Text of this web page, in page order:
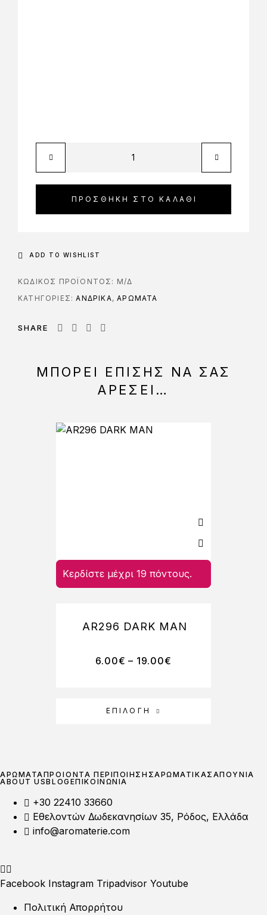
ΠΡΟΣΘΉΚΗ ΣΤΟ ΚΑΛΆΘΙ
ADD TO WISHLIST
ΚΩΔΙΚΌΣ ΠΡΟΪΌΝΤΟΣ: Μ/Δ
ΚΑΤΗΓΟΡΊΕΣ:ΑΝΔΡΙΚΑ,ΑΡΩΜΑΤΑ
SHARE
ΜΠΟΡΕΊ ΕΠΊΣΗΣ ΝΑ ΣΑΣ
ΑΡΈΣΕΙ…
Κερδίστε μέχρι 19 πόντους.
ΕΠΙΛΟΓΉ
AR296 DARK MAN
6.00€ – 19.00€
ΑΡΩΜΑΤΑΠΡΟΪΟΝΤΑ ΠΕΡΙΠΟΙΗΣΗΣΑΡΩΜΑΤΙΚΑΣΑΠΟΥΝΙΑ
ABOUT USBLOG ΕΠΙΚΟΙΝΩΝΙΑ
+30 22410 33660
Εθελοντών Δωδεκανησίων 35, Ρόδος, Ελλάδα
info@aromaterie.com
Facebook Instagram Tripadvisor Youtube
Πολιτική Απορρήτου